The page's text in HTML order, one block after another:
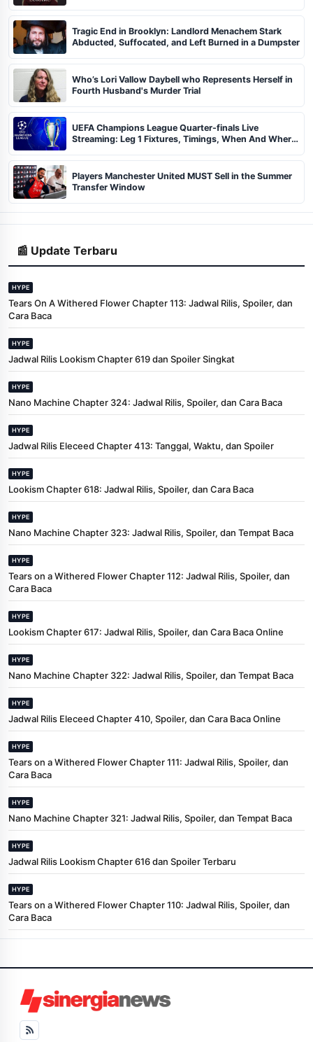
Tragic End in Brooklyn: Landlord Menachem Stark
Abducted, Suffocated, and Left Burned in a Dumpster
Who’s Lori Vallow Daybell who Represents Herself in
Fourth Husband's Murder Trial
UEFA Champions League Quarter-finals Live
Streaming: Leg 1 Fixtures, Timings, When And Where
Players Manchester United MUST Sell in the Summer
Transfer Window
📰 Update Terbaru
HYPE
Tears On A Withered Flower Chapter 113: Jadwal Rilis, Spoiler, dan
Cara Baca
HYPE
Jadwal Rilis Lookism Chapter 619 dan Spoiler Singkat
HYPE
Nano Machine Chapter 324: Jadwal Rilis, Spoiler, dan Cara Baca
HYPE
Jadwal Rilis Eleceed Chapter 413: Tanggal, Waktu, dan Spoiler
HYPE
Lookism Chapter 618: Jadwal Rilis, Spoiler, dan Cara Baca
HYPE
Nano Machine Chapter 323: Jadwal Rilis, Spoiler, dan Tempat Baca
HYPE
Tears on a Withered Flower Chapter 112: Jadwal Rilis, Spoiler, dan
Cara Baca
HYPE
Lookism Chapter 617: Jadwal Rilis, Spoiler, dan Cara Baca Online
HYPE
Nano Machine Chapter 322: Jadwal Rilis, Spoiler, dan Tempat Baca
HYPE
Jadwal Rilis Eleceed Chapter 410, Spoiler, dan Cara Baca Online
HYPE
Tears on a Withered Flower Chapter 111: Jadwal Rilis, Spoiler, dan
Cara Baca
HYPE
Nano Machine Chapter 321: Jadwal Rilis, Spoiler, dan Tempat Baca
HYPE
Jadwal Rilis Lookism Chapter 616 dan Spoiler Terbaru
HYPE
Tears on a Withered Flower Chapter 110: Jadwal Rilis, Spoiler, dan
Cara Baca